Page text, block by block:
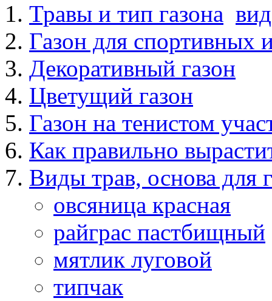
Травы и тип газона
Газон для спортивных
Декоративный газон
Цветущий газон
Газон на тенистом
Как правильно
Виды трав, основа для
овсяница красная
райграс пастбищный
мятлик луговой
типчак